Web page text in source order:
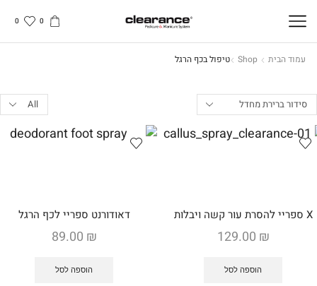
0
0
עמוד הבית Shop טיפול בכף הרגל
Products
per
page
X ספריי להסרת עור קשה ויבלות
129.00 ₪
הוספה לסל
דאודורנט ספריי לכף הרגל
89.00 ₪
הוספה לסל